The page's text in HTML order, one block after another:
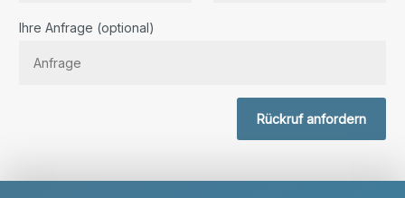
Ihre Anfrage (optional)
Rückruf anfordern